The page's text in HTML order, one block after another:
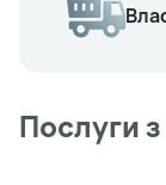
Послуги